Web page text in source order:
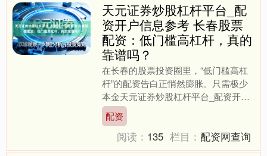
天元证券炒股杠杆平台_配
资开户信息参考 长春股票
配资：低门槛高杠杆，真的
靠谱吗？
在长春的股票投资圈里，“低门槛高杠
杆”的配资告白正悄然膨胀。只需极少
本金天元证券炒股杠杆平台_配资开户
信息参考，就能撬动数倍资金——这诱
东说念主的快乐，像一剂强....
配资
阅读： 135 栏目：配资网查询